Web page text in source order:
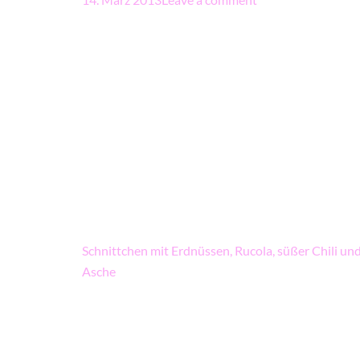
Beitragsnavigation
Schnittchen mit Erdnüssen, Rucola, süßer Chili
Asche